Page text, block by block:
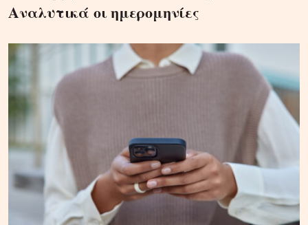
Αναλυτικά οι ημερομηνίες